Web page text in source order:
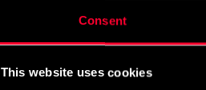
Consent
This website uses cookies